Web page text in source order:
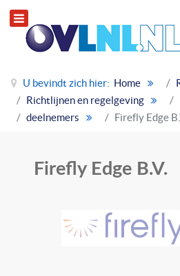
U bevindt zich hier: Home
Richtlijnen en regelgeving
deelnemers
Firefly Edge
Firefly Edge B.V.